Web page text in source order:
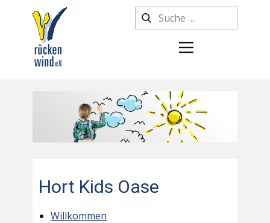
Hort Kids Oase
Willkommen